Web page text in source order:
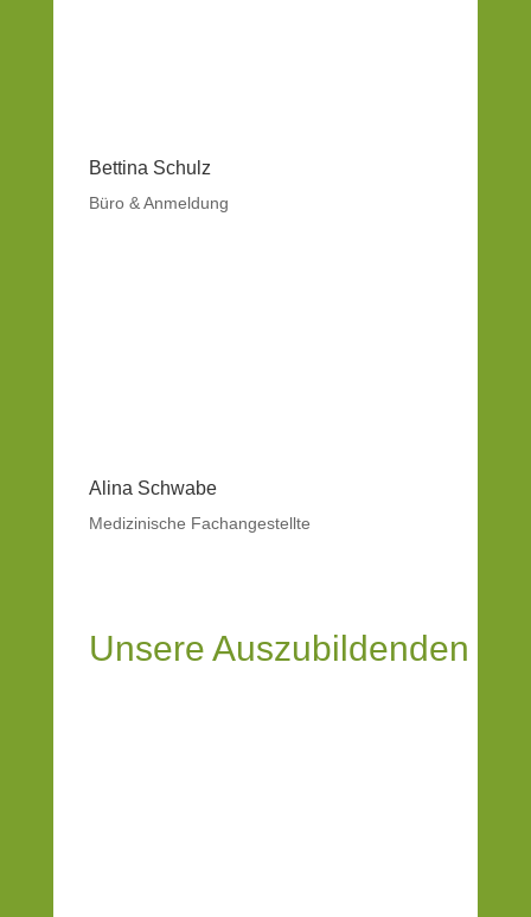
Bettina Schulz
Büro & Anmeldung
Alina Schwabe
Medizinische Fachangestellte
Unsere Auszubildenden